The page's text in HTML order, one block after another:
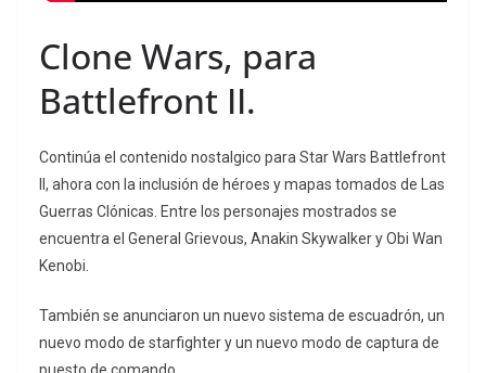
Clone Wars, para
Battlefront II.
Continúa el contenido nostalgico para Star Wars Battlefront
II, ahora con la inclusión de héroes y mapas tomados de Las
Guerras Clónicas. Entre los personajes mostrados se
encuentra el General Grievous, Anakin Skywalker y Obi Wan
Kenobi.
También se anunciaron un nuevo sistema de escuadrón, un
nuevo modo de starfighter y un nuevo modo de captura de